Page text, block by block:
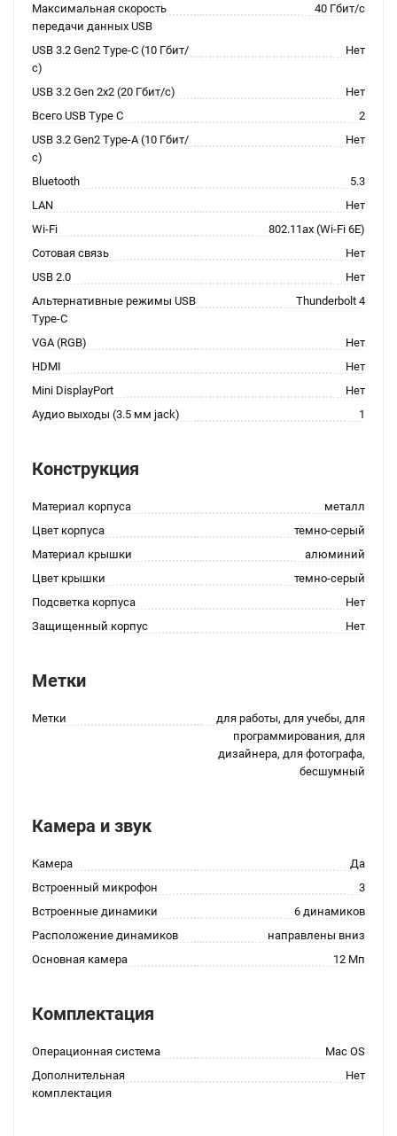
Максимальная скорость
передачи данных USB
40 Гбит/с
USB 3.2 Gen2 Type-C (10 Гбит/
с)
Нет
USB 3.2 Gen 2x2 (20 Гбит/с)
Нет
Всего USB Type C
2
USB 3.2 Gen2 Type-A (10 Гбит/
с)
Нет
Bluetooth
5.3
LAN
Нет
Wi-Fi
802.11ax (Wi-Fi 6E)
Сотовая связь
Нет
USB 2.0
Нет
Альтернативные режимы USB
Type-C
Thunderbolt 4
VGA (RGB)
Нет
HDMI
Нет
Mini DisplayPort
Нет
Аудио выходы (3.5 мм jack)
1
Конструкция
Материал корпуса
металл
Цвет корпуса
темно-серый
Материал крышки
алюминий
Цвет крышки
темно-серый
Подсветка корпуса
Нет
Защищенный корпус
Нет
Метки
Метки
для работы, для учебы, для
программирования, для
дизайнера, для фотографа,
бесшумный
Камера и звук
Камера
Да
Встроенный микрофон
3
Встроенные динамики
6 динамиков
Расположение динамиков
направлены вниз
Основная камера
12 Мп
Комплектация
Операционная система
Mac OS
Дополнительная
комплектация
Нет